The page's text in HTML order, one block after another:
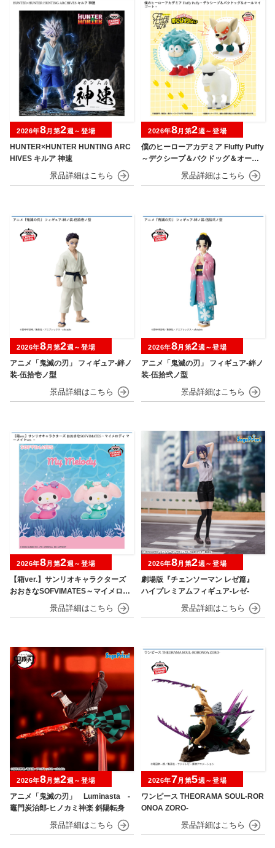
HUNTER×HUNTER HUNTING ARC
HIVES キルア 神速
2026年8月第2週～登場
僕のヒーローアカデミア Fluffy Puffy
～デクシープ＆バクドッグ＆オール
マイゴート～
2026年8月第2週～登場
アニメ「鬼滅の刃」 フィギュア-絆ノ
装-伍拾壱ノ型
2026年8月第2週～登場
アニメ「鬼滅の刃」 フィギュア-絆ノ
装-伍拾弐ノ型
2026年8月第2週～登場
【箱ver.】サンリオキャラクターズ
おおきなSOFVIMATES～マイメロデ
ィ マーメイドver. ～
2026年8月第2週～登場
劇場版『チェンソーマン レゼ篇』
ハイプレミアムフィギュア‐レゼ‐
2026年8月第2週～登場
アニメ「鬼滅の刃」 Luminasta ‐
竈門炭治郎‐ヒノカミ神楽 斜陽転身
2026年8月第2週～登場
ワンピース THEORAMA SOUL-ROR
ONOA ZORO-
2026年7月第5週～登場